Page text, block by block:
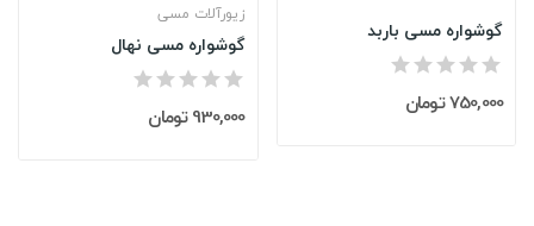
زیورآلات مسی
گوشواره مسی نهال
930,000 تومان
گوشواره مسی باربد
750,000 تومان